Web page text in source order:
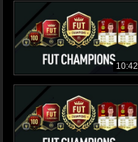
10:42